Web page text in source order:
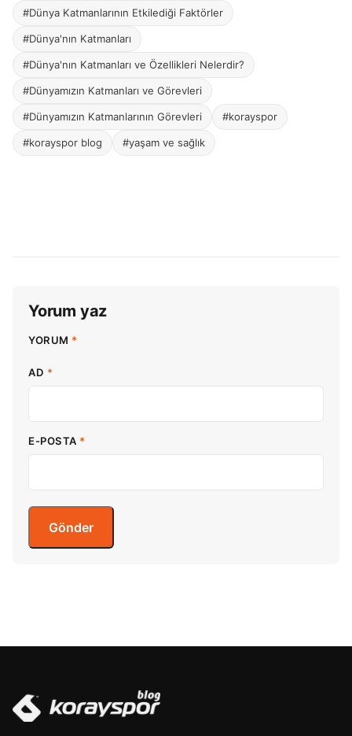
#Dünya Katmanlarının Etkilediği Faktörler
#Dünya'nın Katmanları
#Dünya'nın Katmanları ve Özellikleri Nelerdir?
#Dünyamızın Katmanları ve Görevleri
#Dünyamızın Katmanlarının Görevleri #korayspor
#korayspor blog #yaşam ve sağlık
Yorum yaz
YORUM *
AD *
E-POSTA *